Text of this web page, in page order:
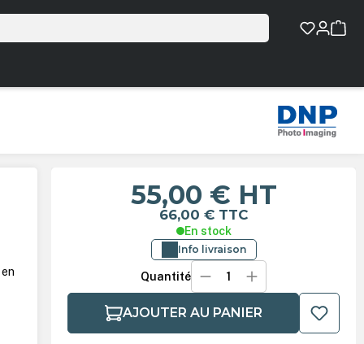
55,00 € HT
66,00 € TTC
En stock
Info livraison
Quantité
AJOUTER AU PANIER